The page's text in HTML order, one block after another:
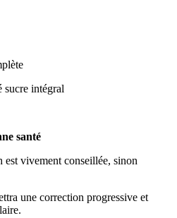
sucre intégral
santé
vivement conseillée, sinon
une correction progressive et